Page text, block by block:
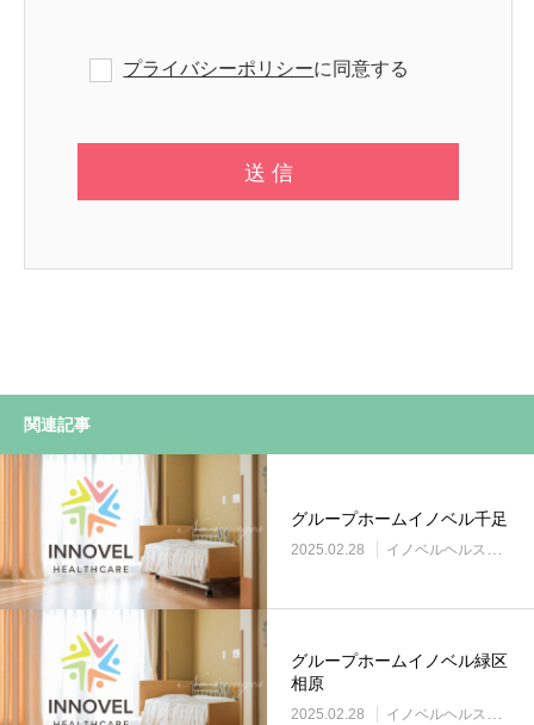
プライバシーポリシーに同意する
関連記事
グループホームイノベル千足
2025.02.28 イノベルヘルスケア事業所
グループホームイノベル緑区
相原
2025.02.28 イノベルヘルスケア事業所